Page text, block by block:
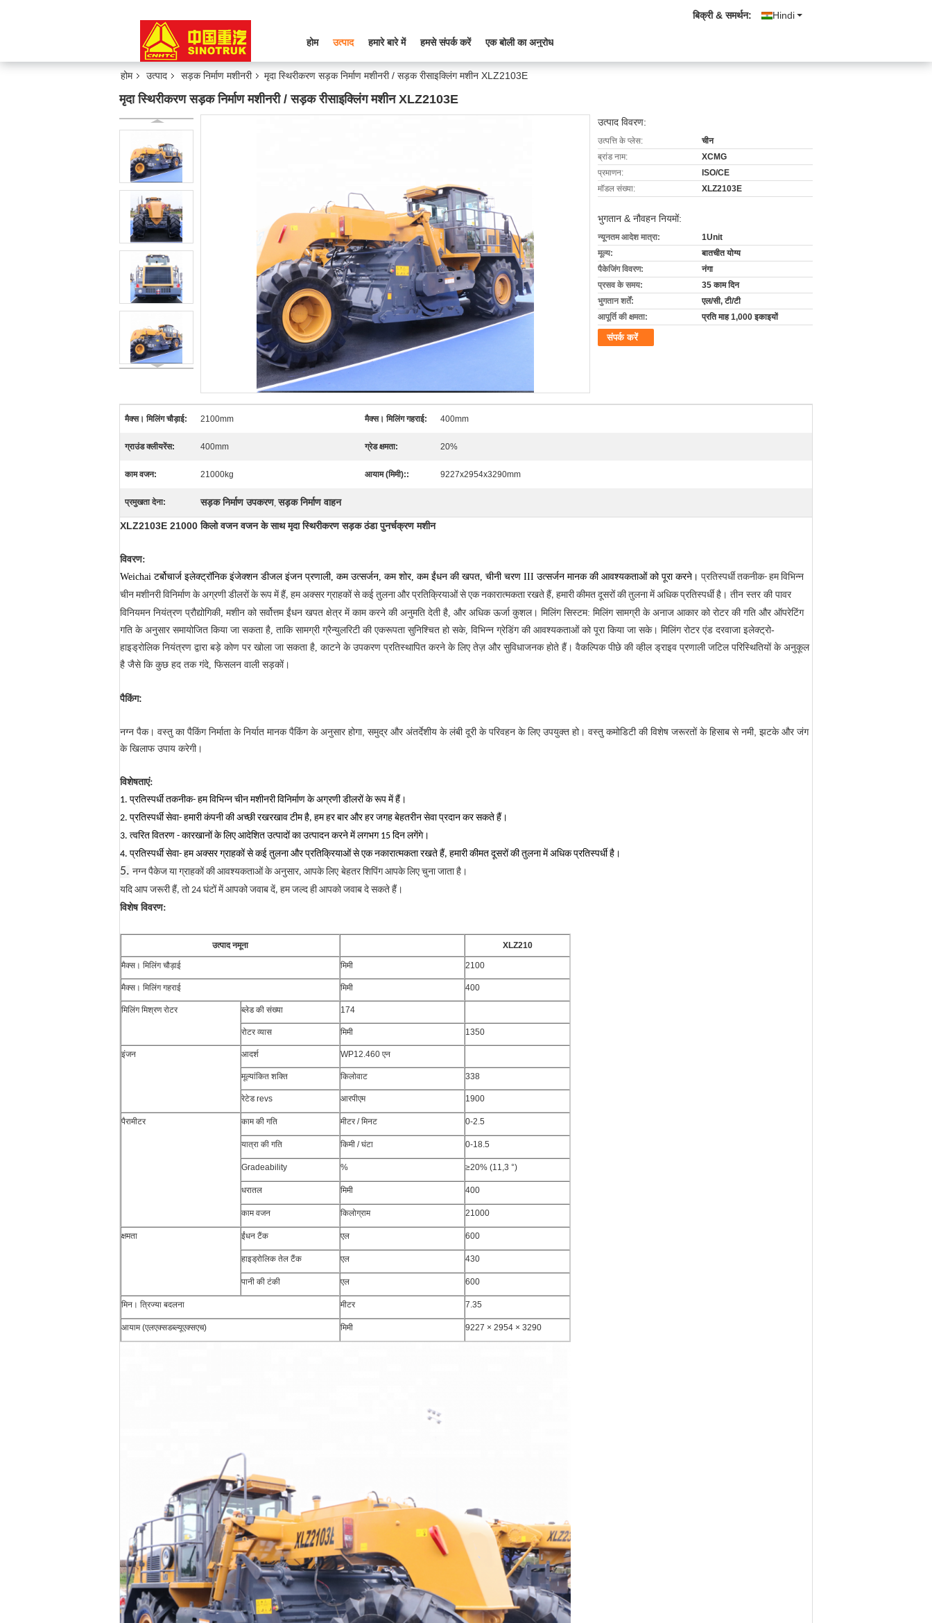
Hindi
बिक्री & समर्थन:
होम उत्पाद हमारे बारे में हमसे संपर्क करें एक बोली का अनुरोध
होम उत्पाद सड़क निर्माण मशीनरी मृदा स्थिरीकरण सड़क निर्माण मशीनरी / सड़क रीसाइक्लिंग मशीन XLZ2103E
मृदा स्थिरीकरण सड़क निर्माण मशीनरी / सड़क रीसाइक्लिंग मशीन XLZ2103E
उत्पाद विवरण:
उत्पत्ति के प्लेस:
चीन
ब्रांड नाम:
XCMG
प्रमाणन:
ISO/CE
मॉडल संख्या:
XLZ2103E
भुगतान & नौवहन नियमों:
न्यूनतम आदेश मात्रा:
1Unit
मूल्य:
बातचीत योग्य
पैकेजिंग विवरण:
नंगा
प्रसव के समय:
35 काम दिन
भुगतान शर्तें:
एल/सी, टी/टी
आपूर्ति की क्षमता:
प्रति माह 1,000 इकाइयों
संपर्क करें
मैक्स। मिलिंग चौड़ाई: 2100mm मैक्स। मिलिंग गहराई: 400mm
ग्राउंड क्लीयरेंस: 400mm ग्रेड क्षमता: 20%
काम वजन: 21000kg आयाम (मिमी):: 9227x2954x3290mm
प्रमुखता देना: सड़क निर्माण उपकरण,सड़क निर्माण वाहन
XLZ2103E 21000 किलो वजन वजन के साथ मृदा स्थिरीकरण सड़क ठंडा पुनर्चक्रण मशीन
विवरण:
Weichai टर्बोचार्ज इलेक्ट्रॉनिक इंजेक्शन डीजल इंजन प्रणाली, कम उत्सर्जन, कम शोर, कम ईंधन की खपत, चीनी चरण III उत्सर्जन मानक की आवश्यकताओं को पूरा करने। प्रतिस्पर्धी तकनीक- हम विभिन्न
चीन मशीनरी विनिर्माण के अग्रणी डीलरों के रूप में हैं, हम अक्सर ग्राहकों से कई तुलना और प्रतिक्रियाओं से एक नकारात्मकता रखते हैं, हमारी कीमत दूसरों की तुलना में अधिक प्रतिस्पर्धी है। तीन स्तर की पावर
विनियमन नियंत्रण प्रौद्योगिकी, मशीन को सर्वोत्तम ईंधन खपत क्षेत्र में काम करने की अनुमति देतीहै, और अधिक ऊर्जा कुशल। मिलिंग सिस्टम: मिलिंग सामग्री के अनाज आकार को रोटर की गति और ऑपरेटिंग
गति के अनुसार समायोजित किया जा सकता है, ताकि सामग्री ग्रैन्युलरिटी की एकरूपता सुनिश्चित हो सके, विभिन्न ग्रेडिंग की आवश्यकताओं को पूरा किया जा सके। मिलिंग रोटर एंड दरवाजा इलेक्ट्रो-
हाइड्रोलिक नियंत्रण द्वारा बड़े कोण पर खोला जा सकता है, काटने के उपकरण प्रतिस्थापित करने के लिए तेज़ और सुविधाजनक होते हैं। वैकल्पिक पीछे की व्हील ड्राइव प्रणाली जटिल परिस्थितियों के अनुकूल
है जैसे कि कुछ हद तक गंदे, फिसलन वाली सड़कों।
पैकिंग:
नग्न पैक। वस्तु का पैकिंग निर्माता के निर्यात मानक पैकिंग के अनुसार होगा, समुद्र और अंतर्देशीय के लंबी दूरी के परिवहन के लिए उपयुक्त हो। वस्तु कमोडिटी की विशेष जरूरतों के हिसाब से नमी, झटके और जंग
के खिलाफ उपाय करेगी।
विशेषताएं:
1. प्रतिस्पर्धी तकनीक- हम विभिन्न चीन मशीनरी विनिर्माण के अग्रणी डीलरों के रूप में हैं।
2. प्रतिस्पर्धी सेवा- हमारी कंपनी की अच्छी रखरखाव टीम है, हम हर बार और हर जगह बेहतरीन सेवा प्रदान कर सकते हैं।
3. त्वरित वितरण - कारखानों के लिए आदेशित उत्पादों का उत्पादन करने में लगभग 15 दिन लगेंगे।
4. प्रतिस्पर्धी सेवा- हम अक्सर ग्राहकों से कई तुलना और प्रतिक्रियाओं से एक नकारात्मकता रखते हैं, हमारी कीमत दूसरों की तुलना में अधिक प्रतिस्पर्धी है।
5. नग्न पैकेज या ग्राहकों की आवश्यकताओं के अनुसार, आपके लिए बेहतर शिपिंग आपके लिए चुना जाता है।
यदि आप जरूरी हैं, तो 24 घंटों में आपको जवाब दें, हम जल्द ही आपको जवाब दे सकते हैं।
विशेष विवरण:
उत्पाद नमूना XLZ210
मैक्स। मिलिंग चौड़ाई मिमी 2100
मैक्स। मिलिंग गहराई मिमी 400
मिलिंग मिश्रण रोटर ब्लेड की संख्या 174
रोटर व्यास मिमी 1350
इंजन आदर्श WP12.460 एन
मूल्यांकित शक्ति किलोवाट 338
रेटेड revs आरपीएम 1900
पैरामीटर काम की गति मीटर / मिनट 0-2.5
यात्रा की गति किमी / घंटा 0-18.5
Gradeability % ≥20% (11,3 °)
धरातल मिमी 400
काम वजन किलोग्राम 21000
क्षमता ईंधन टैंक एल 600
हाइड्रोलिक तेल टैंक एल 430
पानी की टंकी एल 600
मिन। त्रिज्या बदलना मीटर 7.35
आयाम (एलएक्सडब्ल्यूएक्सएच) मिमी 9227 × 2954 × 3290